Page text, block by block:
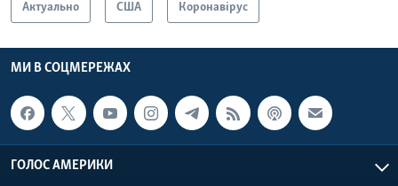
Актуально США Коронавірус
МИ В СОЦМЕРЕЖАХ
ГОЛОС АМЕРИКИ